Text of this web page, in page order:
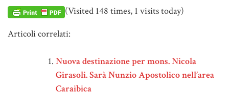
(Visited 148 times, 1 visits today)
Articoli correlati:
Nuova destinazione per mons. Nicola
Girasoli. Sarà Nunzio Apostolico nell’area
Caraibica